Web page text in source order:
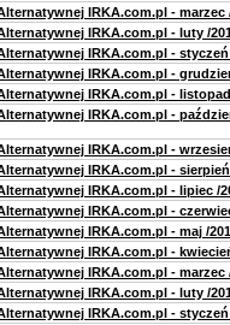
IRKA.com.pl - marzec
IRKA.com.pl - luty /
IRKA.com.pl - styczeń
IRKA.com.pl -
IRKA.com.pl - listopad
IRKA.com.pl -
IRKA.com.pl -
IRKA.com.pl - sierpień
IRKA.com.pl - lipiec /
IRKA.com.pl -
IRKA.com.pl - maj /
IRKA.com.pl -
IRKA.com.pl - marzec
IRKA.com.pl - luty /
IRKA.com.pl - styczeń